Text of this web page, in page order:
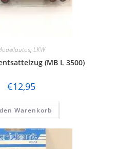
, LKW
(MB L 3500)
€12,95
Warenkorb